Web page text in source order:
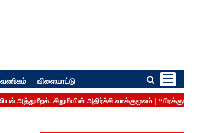
வணிகம் விளையாட்டு